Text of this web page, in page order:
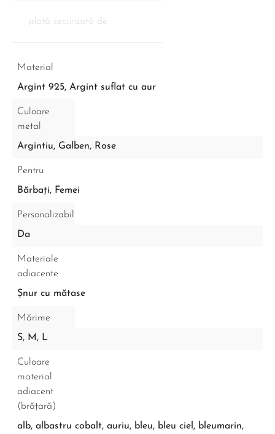
plată securizată de
Material
Argint 925, Argint suflat cu aur
Culoare
metal
Argintiu, Galben, Rose
Pentru
Bărbați, Femei
Personalizabil
Da
Materiale
adiacente
Șnur cu mătase
Mărime
S, M, L
Culoare
material
adiacent
(brățară)
alb, albastru cobalt, auriu, bleu, bleu ciel, bleumarin,